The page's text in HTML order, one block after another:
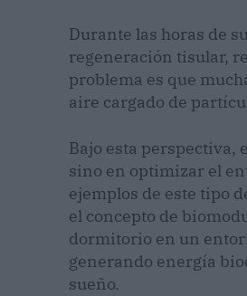
Durante las horas de
regeneración tisular,
problema es que
aire cargado de
Bajo esta perspectiva,
sino en optimizar el
ejemplos de este tipo
el concepto de
dormitorio en un
generando energía
sueño.